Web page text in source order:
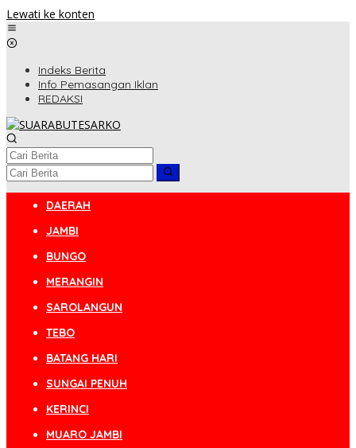
Lewati ke konten
Indeks Berita
Info Pemasangan Iklan
REDAKSI
DAERAH
JAMBI
BUNGO
MERANGIN
SAROLANGUN
TEBO
BATANG HARI
SUNGAI PENUH
KERINCI
MUARO JAMBI